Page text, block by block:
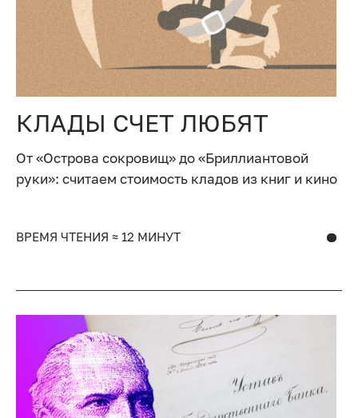
КЛАДЫ СЧЕТ ЛЮБЯТ
От «Острова сокровищ» до «Бриллиантовой
руки»: считаем стоимость кладов из книг и кино
ВРЕМЯ ЧТЕНИЯ ≈ 12 МИНУТ